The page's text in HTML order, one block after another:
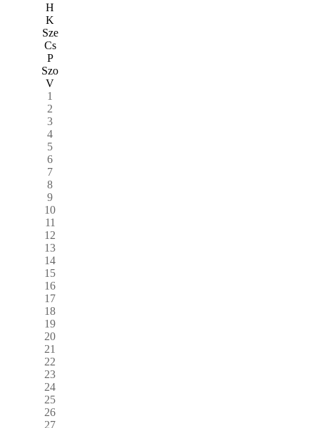
H
K
Sze
Cs
P
Szo
V
1
2
3
4
5
6
7
8
9
10
11
12
13
14
15
16
17
18
19
20
21
22
23
24
25
26
27